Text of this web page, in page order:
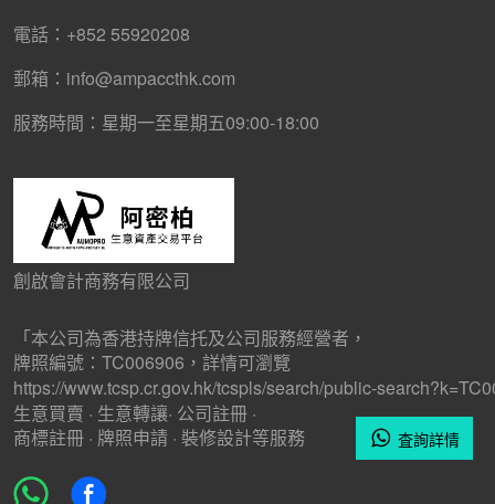
査詢詳情
電話：+852 55920208
郵箱：info@ampaccthk.com
服務時間：星期一至星期五09:00-18:00
創啟會計商務有限公司
「本公司為香港持牌信托及公司服務經營者，
https://www.tcsp.cr.gov.hk/tcspls/search/public-
生意買賣 · 生意轉讓· 公司註冊 ·
商標註冊 · 牌照申請 · 裝修設計等服務